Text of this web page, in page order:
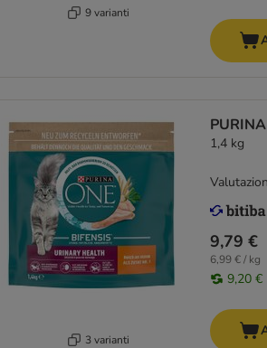
9 varianti
3 varianti
1,4 kg
9,79 €
6,99 € / kg
9,20 €